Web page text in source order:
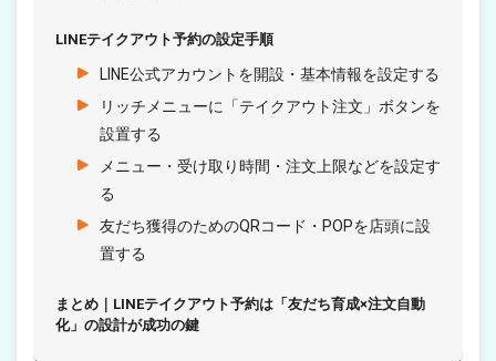
LINEテイクアウト予約の設定手順
LINE公式アカウントを開設・基本情報を設定する
リッチメニューに「テイクアウト注文」ボタンを
設置する
メニュー・受け取り時間・注文上限などを設定す
る
友だち獲得のためのQRコード・POPを店頭に設
置する
まとめ｜LINEテイクアウト予約は「友だち育成×注文自動
化」の設計が成功の鍵